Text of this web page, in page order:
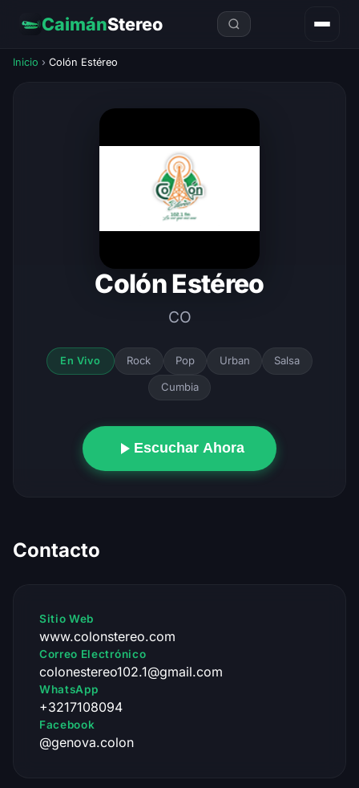
CaimánStereo
Inicio › Colón Estéreo
Colón Estéreo
CO
En Vivo Rock Pop Urban Salsa
Cumbia
Escuchar Ahora
Contacto
Sitio Web
www.colonstereo.com
Correo Electrónico
colonestereo102.1@gmail.com
WhatsApp
+3217108094
Facebook
@genova.colon